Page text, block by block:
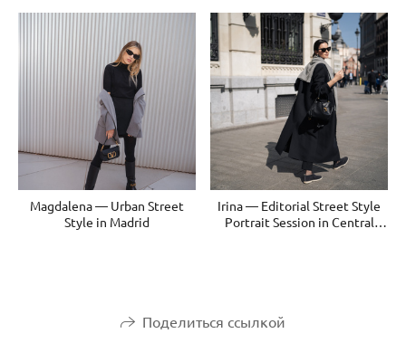
Magdalena — Urban Street
Style in Madrid
Irina — Editorial Street Style
Portrait Session in Central
Поделиться ссылкой